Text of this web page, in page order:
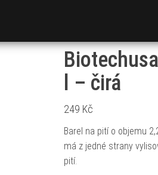
l – čirá
249 Kč
Barel na pití o objemu
má z jedné strany
pití.